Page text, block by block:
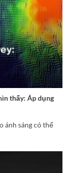
thấy: Áp dụng
ánh sáng có thể